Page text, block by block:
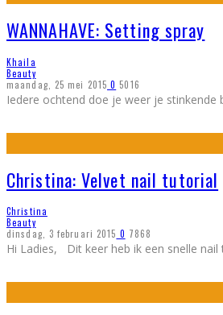
WANNAHAVE: Setting spray
Khaila
Beauty
maandag, 25 mei 2015 0 5016
Iedere ochtend doe je weer je
Christina: Velvet nail tutorial
Christina
Beauty
dinsdag, 3 februari 2015 0 7868
Hi Ladies, Dit keer heb ik een snelle